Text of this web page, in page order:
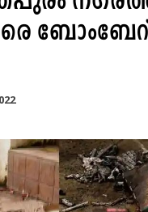
ബോംബേറ്